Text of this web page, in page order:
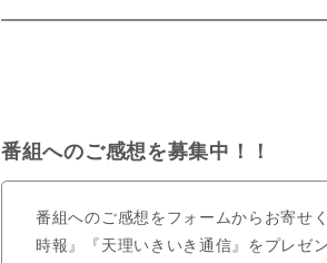
番組へのご感想を募集中！！
番組へのご感想をフォームからお寄せ
時報』『天理いきいき通信』をプレゼ